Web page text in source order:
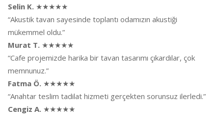
Selin K. ★★★★★
“Akustik tavan sayesinde toplantı odamızın akustiği
mükemmel oldu.”
Murat T. ★★★★★
“Cafe projemizde harika bir tavan tasarımı çıkardılar, çok
memnunuz.”
Fatma Ö. ★★★★★
“Anahtar teslim tadilat hizmeti gerçekten sorunsuz ilerledi.”
Cengiz A. ★★★★★